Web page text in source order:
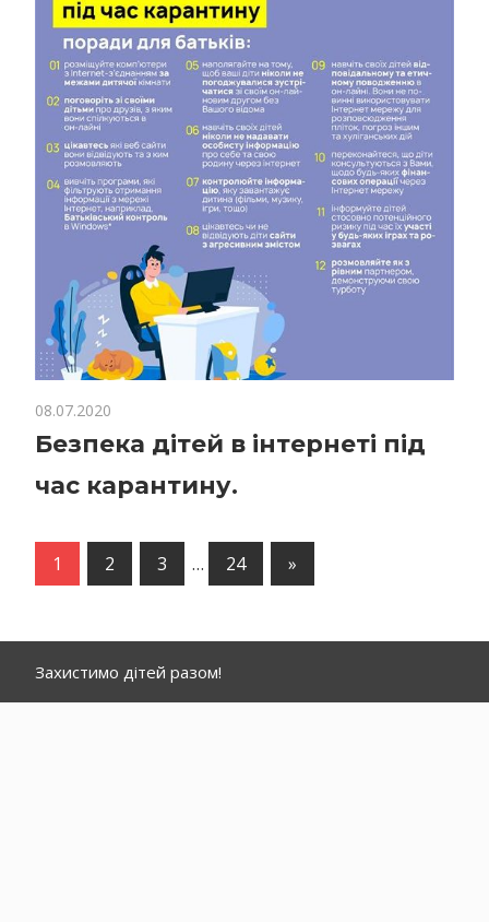
08.07.2020
Безпека дітей в інтернеті під
час карантину.
1 2 3 … 24
Следующее
»
Захистимо дітей разом!